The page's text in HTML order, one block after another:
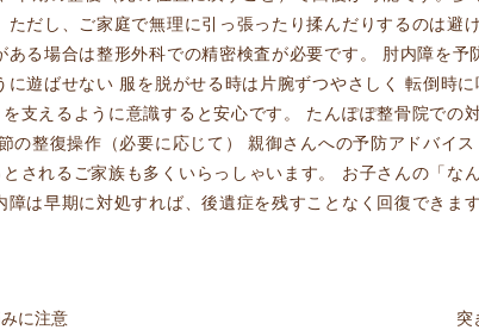
だし、ご家庭で無理に引っ張ったり揉んだりするのは避
る場合は整形外科での精密検査が必要です。 肘内障を
遊ばせない 服を脱がせる時は片腕ずつやさしく 転倒時
支えるように意識すると安心です。 たんぽぽ整骨院での
整復操作（必要に応じて） 親御さんへの予防アドバイ
されるご家族も多くいらっしゃいます。 お子さんの「な
は早期に対処すれば、後遺症を残すことなく回復できま
に注意 突